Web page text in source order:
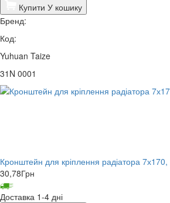
Купити У кошику
Бренд:
Код:
Yuhuan Taize
31N 0001
Кронштейн для кріплення радіатора 7х170,
30,78Грн
Доставка 1-4 дні